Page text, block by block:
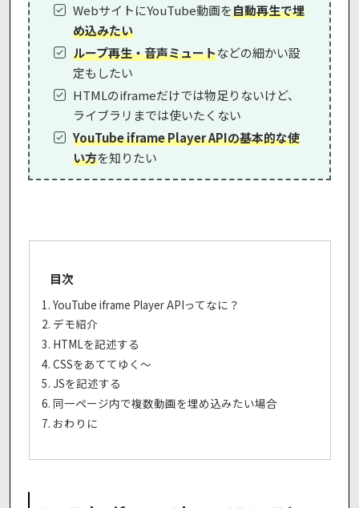
WebサイトにYouTube動画を自動再生で埋
め込みたい
ループ再生・音声ミュートなどの細かい設
定もしたい
HTMLのiframeだけでは物足りないけど、
ライブラリまでは使いたくない
YouTube iframe Player APIの基本的な使
い方を知りたい
目次
YouTube iframe Player APIってなに？
デモ紹介
HTMLを記述する
CSSをあててゆく〜
JSを記述する
同一ページ内で複数動画を埋め込みたい場合
おわりに